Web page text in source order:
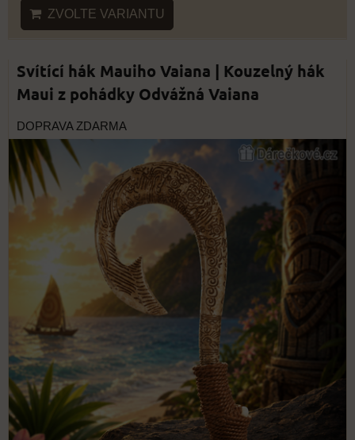
ZVOLTE VARIANTU
Svítící hák Mauiho Vaiana | Kouzelný hák
Maui z pohádky Odvážná Vaiana
DOPRAVA ZDARMA